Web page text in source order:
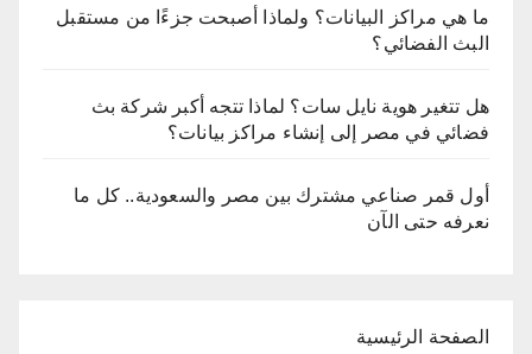
ما هي مراكز البيانات؟ ولماذا أصبحت جزءًا من مستقبل
البث الفضائي؟
هل تتغير هوية نايل سات؟ لماذا تتجه أكبر شركة بث
فضائي في مصر إلى إنشاء مراكز بيانات؟
أول قمر صناعي مشترك بين مصر والسعودية.. كل ما
نعرفه حتى الآن
الصفحة الرئيسية